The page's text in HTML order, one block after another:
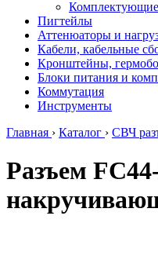
Пигтейлы
Аттенюаторы и
Кабели, кабельные
Кронштейны,
Блоки питания и
Коммутация
Инструменты
Главная › Каталог › СВЧ
Разъем